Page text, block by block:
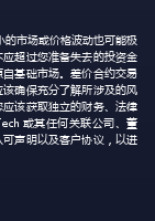
市场或价格波动也可能极
超过您准备失去的投资金
基础市场。差价合约交易
确保充分了解所涉及的风
该获取独立的财务、法律
或其任何关联公司、董
声明以及客户协议，以进